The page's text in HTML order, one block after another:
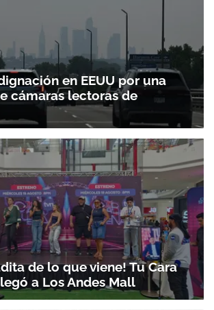
en EEUU por una
cámaras lectoras de
de lo que viene! Tu Cara
a Los Andes Mall